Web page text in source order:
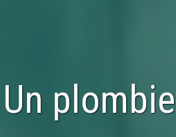
Un